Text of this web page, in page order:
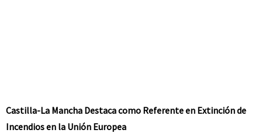
Castilla-La Mancha Destaca como Referente en Extinción de
Incendios en la Unión Europea